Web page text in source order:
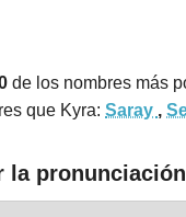
de los nombres más
que Kyra: Saray ,
la